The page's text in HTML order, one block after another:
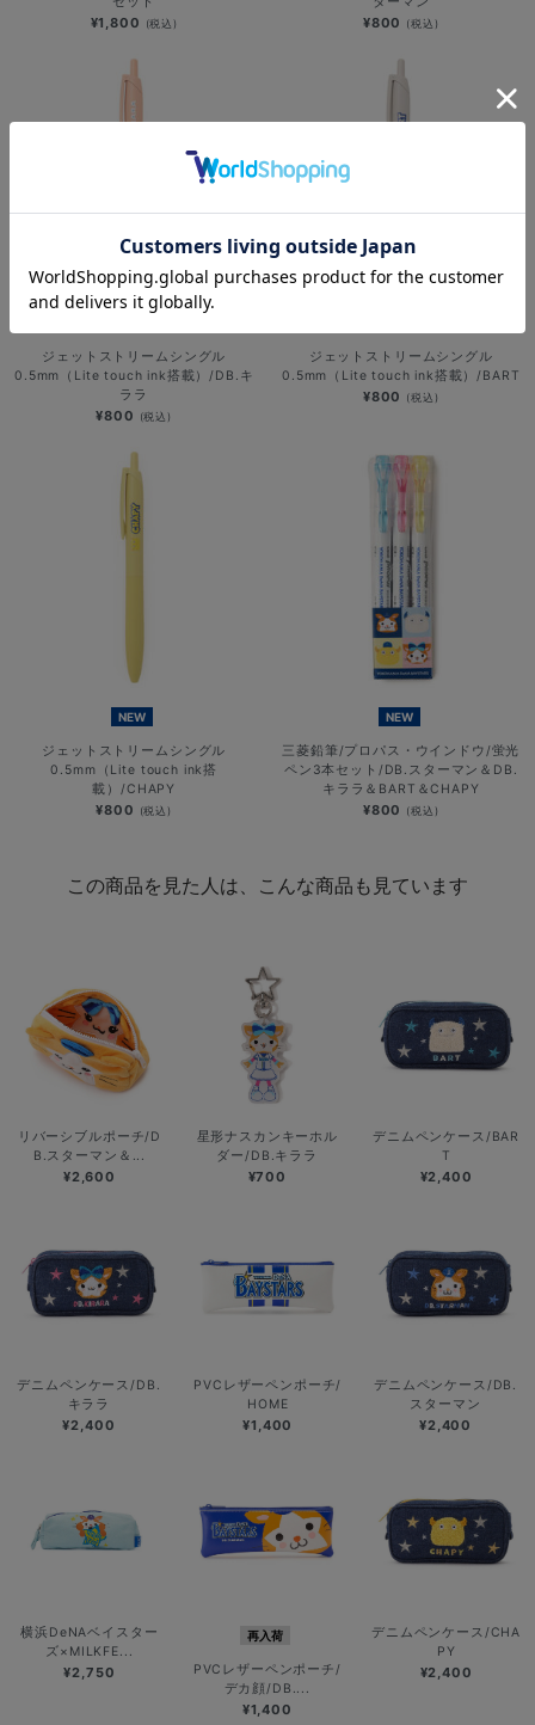
¥1,800 (税込) ¥800 (税込)
ジェットストリームシングル
0.5mm（Lite touch ink搭載）/DB.キ
ララ
¥800 (税込)
ジェットストリームシングル
0.5mm（Lite touch ink搭載）/BART
¥800 (税込)
NEW
ジェットストリームシングル
0.5mm（Lite touch ink搭
載）/CHAPY
¥800 (税込)
NEW
三菱鉛筆/プロパス・ウインドウ/蛍光
ペン3本セット/DB.スターマン＆DB.
キララ＆BART＆CHAPY
¥800 (税込)
この商品を見た人は、こんな商品も見ています
リバーシブルポーチ/D
B.スターマン＆...
¥2,600
星形ナスカンキーホル
ダー/DB.キララ
¥700
デニムペンケース/BAR
T
¥2,400
デニムペンケース/DB.
キララ
¥2,400
PVCレザーペンポーチ/
HOME
¥1,400
デニムペンケース/DB.
スターマン
¥2,400
横浜DeNAベイスター
ズ×MILKFE...
¥2,750
再入荷
PVCレザーペンポーチ/
デカ顔/DB....
¥1,400
デニムペンケース/CHA
PY
¥2,400